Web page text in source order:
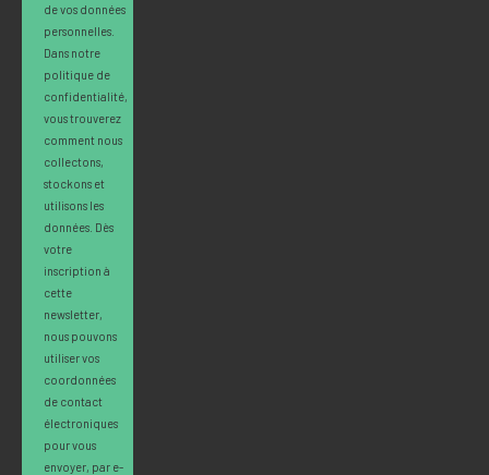
de vos données
personnelles.
Dans notre
politique de
confidentialité,
vous trouverez
comment nous
collectons,
stockons et
utilisons les
données. Dès
votre
inscription à
cette
newsletter,
nous pouvons
utiliser vos
coordonnées
de contact
électroniques
pour vous
envoyer, par e-